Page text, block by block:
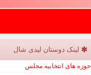
لینک دوستان لیدی شال
حوزه های انتخابیه مجلس